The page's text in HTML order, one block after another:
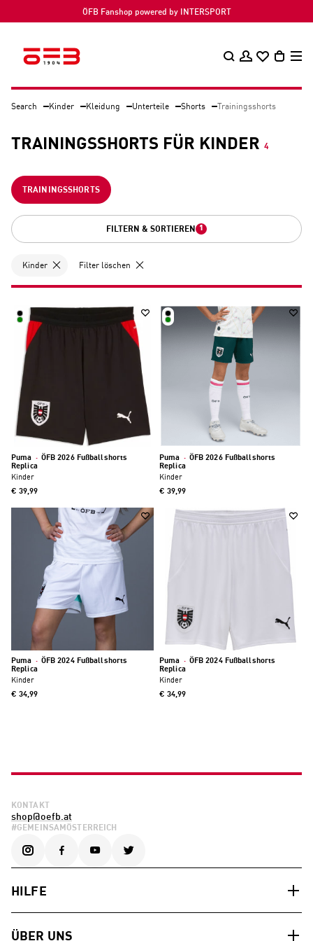
ÖFB Fanshop powered by INTERSPORT
Search Kinder Kleidung Unterteile Shorts Trainingsshorts
TRAININGSSHORTS FÜR KINDER 4
TRAININGSSHORTS
FILTERN & SORTIEREN 1
Kinder Filter löschen
Puma · ÖFB 2026 Fußballshorts
Replica
Kinder
€ 39,99
Puma · ÖFB 2026 Fußballshorts
Replica
Kinder
€ 39,99
Puma · ÖFB 2024 Fußballshorts
Replica
Kinder
€ 34,99
Puma · ÖFB 2024 Fußballshorts
Replica
Kinder
€ 34,99
KONTAKT
shop@oefb.at
#GEMEINSAMÖSTERREICH
HILFE
ÜBER UNS